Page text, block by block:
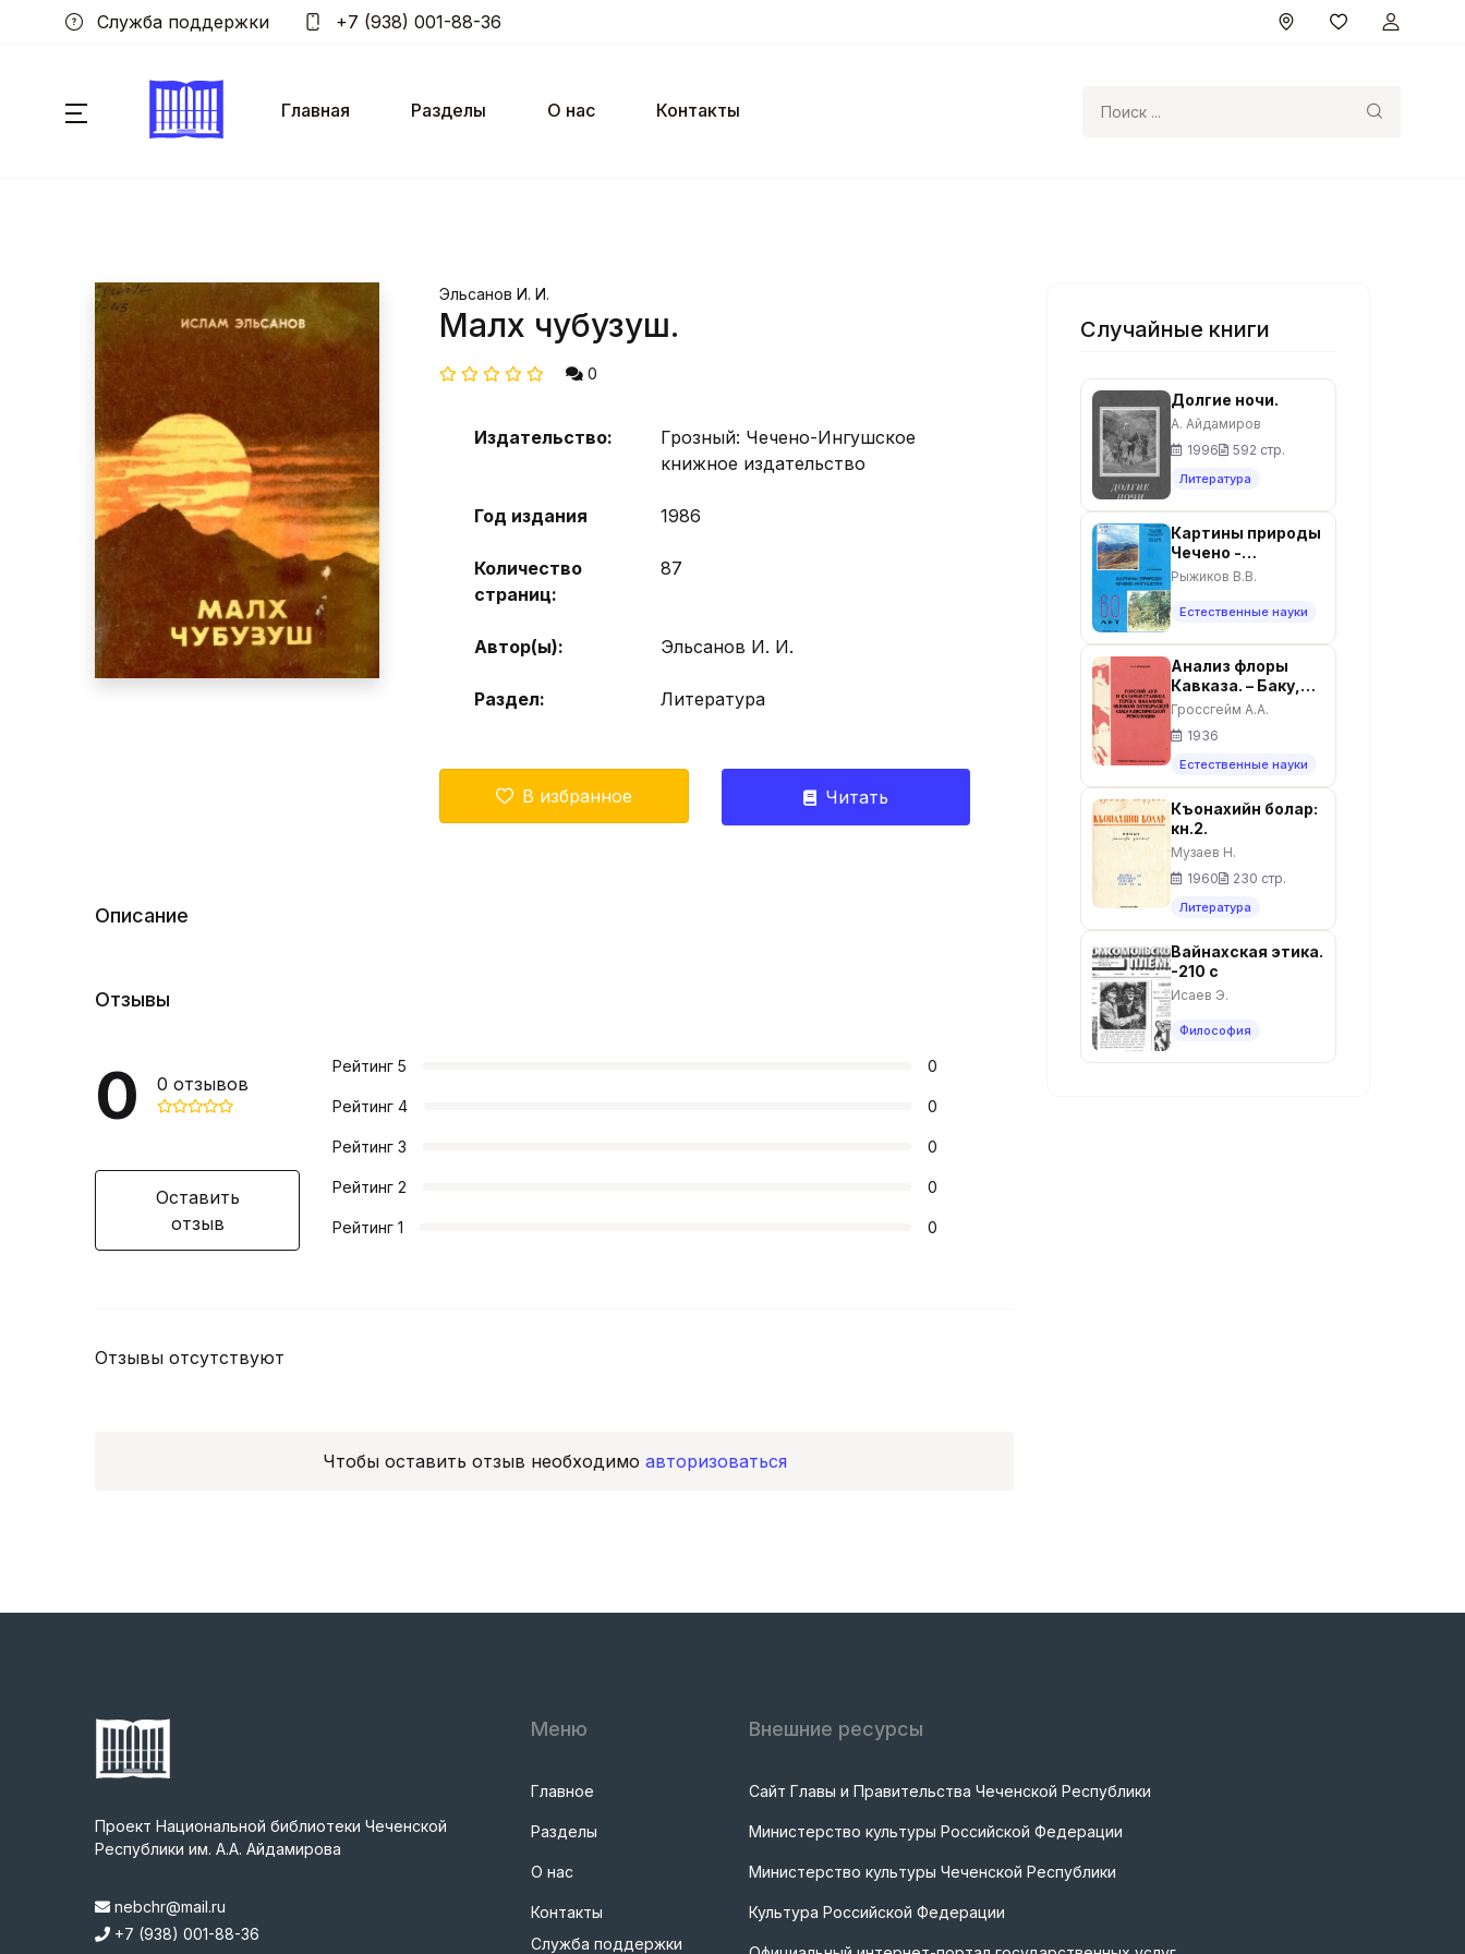
Служба поддержки +7 (938) 001-88-36
Главная Разделы О нас
Контакты
Эльсанов И. И.
Малх чубузуш.
0
Издательство:
Грозный: Чечено-Ингушское
книжное издательство
Год издания 1986
Количество
страниц:
87
Автор(ы): Эльсанов И. И.
Раздел: Литература
В избранное Читать
Описание
Отзывы
0 0 отзывов
Оставить
отзыв
Рейтинг5 0
Рейтинг4 0
Рейтинг3 0
Рейтинг2 0
Рейтинг1 0
Отзывы отсутствуют
Чтобы оставить отзыв необходимо авторизоваться
Случайные книги
Долгие ночи.
А. Айдамиров
1996
592 стр.
Литература
Картины природы
Чечено -
Ингушетии. -
Инг. кн. изд., 1988.
Рыжиков В.В.
Естественные науки
Анализ флоры
Кавказа. – Баку,
1936. – 260 с.
Гроссгейм А.А.
1936
Естественные науки
Къонахийн болар:
кн.2.
Музаев Н.
1960
230 стр.
Литература
Вайнахская этика.
-210 с
Исаев Э.
Философия
Проект Национальной библиотеки Чеченской
Республики им. А.А. Айдамирова
nebchr@mail.ru
+7 (938) 001-88-36
Меню
Главное
Разделы
О нас
Контакты
Служба поддержки
Внешние ресурсы
Сайт Главы и Правительства Чеченской Республики
Министерство культуры Российской Федерации
Министерство культуры Чеченской Республики
Культура Российской Федерации